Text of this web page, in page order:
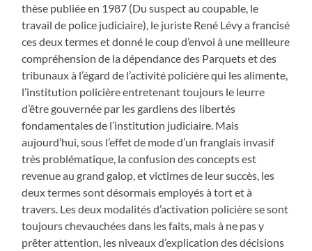
thèse publiée en 1987 (Du suspect au coupable, le
travail de police judiciaire), le juriste René Lévy a francisé
ces deux termes et donné le coup d’envoi à une meilleure
compréhension de la dépendance des Parquets et des
tribunaux à l’égard de l’activité policière qui les alimente,
l’institution policière entretenant toujours le leurre
d’être gouvernée par les gardiens des libertés
fondamentales de l’institution judiciaire. Mais
aujourd’hui, sous l’effet de mode d’un franglais invasif
très problématique, la confusion des concepts est
revenue au grand galop, et victimes de leur succès, les
deux termes sont désormais employés à tort et à
travers. Les deux modalités d’activation policière se sont
toujours chevauchées dans les faits, mais à ne pas y
prêter attention, les niveaux d’explication des décisions